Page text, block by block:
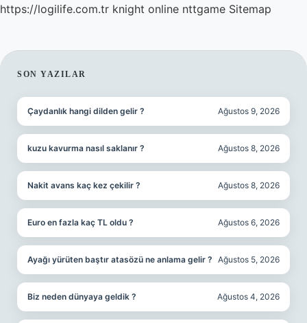
https://logilife.com.tr knight online nttgame Sitemap
SIDEBAR
SON YAZILAR
Çaydanlık hangi dilden gelir ? Ağustos 9, 2026
kuzu kavurma nasıl saklanır ? Ağustos 8, 2026
Nakit avans kaç kez çekilir ? Ağustos 8, 2026
Euro en fazla kaç TL oldu ? Ağustos 6, 2026
Ayağı yürüten baştır atasözü ne anlama gelir ? Ağustos 5, 2026
Biz neden dünyaya geldik ? Ağustos 4, 2026